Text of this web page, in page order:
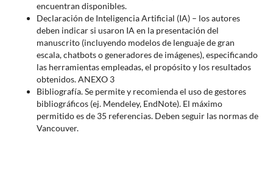
encuentran disponibles.
Declaración de Inteligencia Artificial (IA) – los autores
deben indicar si usaron IA en la presentación del
manuscrito (incluyendo modelos de lenguaje de gran
escala, chatbots o generadores de imágenes), especificando
las herramientas empleadas, el propósito y los resultados
obtenidos. ANEXO 3
Bibliografía. Se permite y recomienda el uso de gestores
bibliográficos (ej. Mendeley, EndNote). El máximo
permitido es de 35 referencias. Deben seguir las normas de
Vancouver.